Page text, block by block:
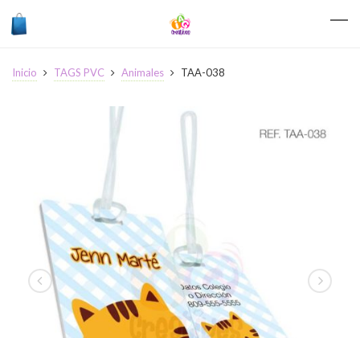
Inicio TAGS PVC Animales TAA-038